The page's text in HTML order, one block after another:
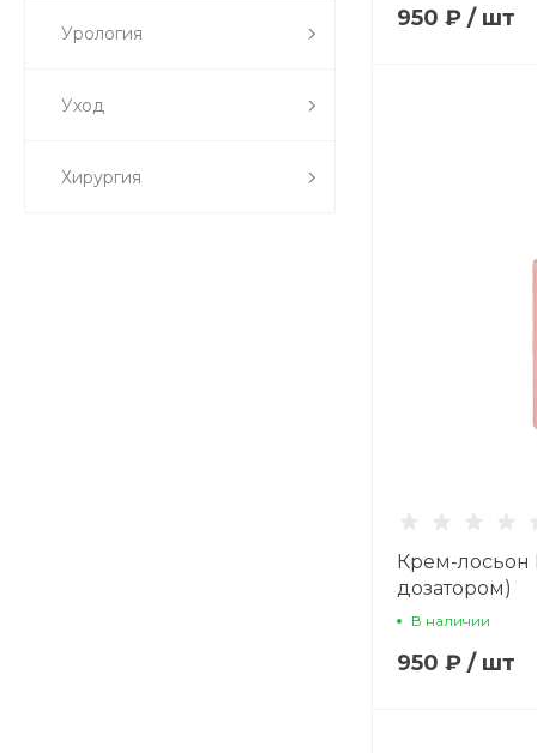
Урология
Уход
Хирургия
950 ₽ / шт
Крем-лосьон
дозатором)
В наличии
950 ₽ / шт